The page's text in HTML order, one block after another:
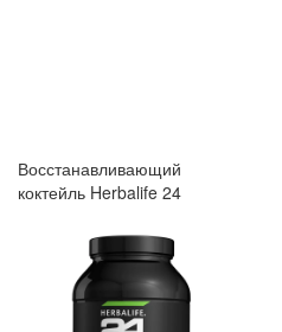
Восстанавливающий
коктейль Herbalife 24